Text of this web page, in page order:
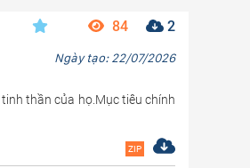
84 2
Ngày tạo: 22/07/2026
thần của họ.Mục tiêu chính
ZIP